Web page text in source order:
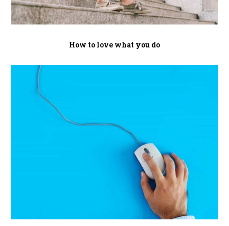
How to love what you do